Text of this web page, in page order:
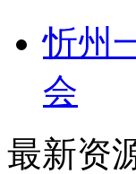
忻州
会
最新资